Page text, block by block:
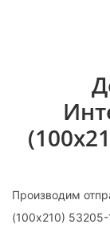
Производим
(100х210)